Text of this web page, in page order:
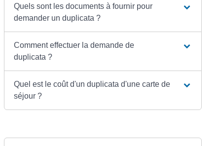
Quels sont les documents à fournir pour
demander un duplicata ?
Comment effectuer la demande de
duplicata ?
Quel est le coût d'un duplicata d'une carte de
séjour ?